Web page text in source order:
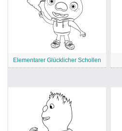
Elementarer Glücklicher Schollen